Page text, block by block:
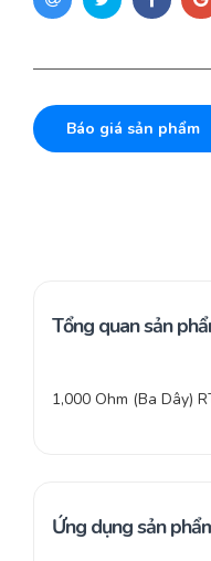
Báo giá sản phẩm
Tổng quan sản
1,000 Ohm (Ba Dây)
Ứng dụng sản